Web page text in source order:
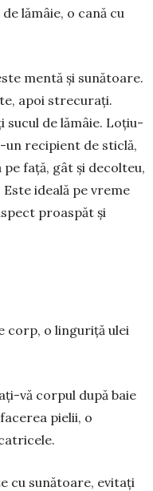
lămâie, o cană cu
mentă şi sunătoare.
apoi strecuraţi.
sucul de lămâie. Loțiu­
recipient de sticlă,
faţă, gât și decolteu,
ideală pe vreme
proaspăt şi
corp, o linguriţă ulei
vă corpul după baie
pielii, o
cu sunătoare, evitaţi